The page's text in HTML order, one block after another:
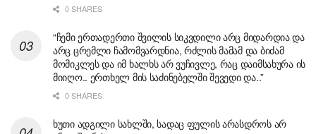
0 SHARES
“ჩემი ერთადერთი შვილის სიკვდილი არც მიდარდია და
არც ცრემლი ჩამომვარდნია, რძლის მამამ და ბიძამ
მომიკლეს და იმ ხალხს არ ვუჩივლე, რაც დაიმსახურა ის
მიიღო.. ერთხელ მის საძინებელში შევედი და..”
0 SHARES
ხუთი ადგილი სახლში, სადაც ფულის არასდროს არ